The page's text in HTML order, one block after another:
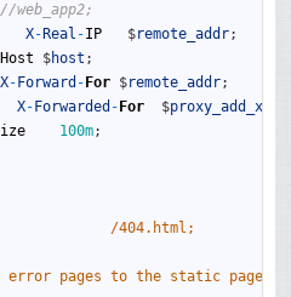
//web_app2;
X- Real -IP $remote_addr;
Host $host ;
X- Forward - For $remote_addr;
X- Forwarded - For $
100m;
/404.html;
pages to the static page /